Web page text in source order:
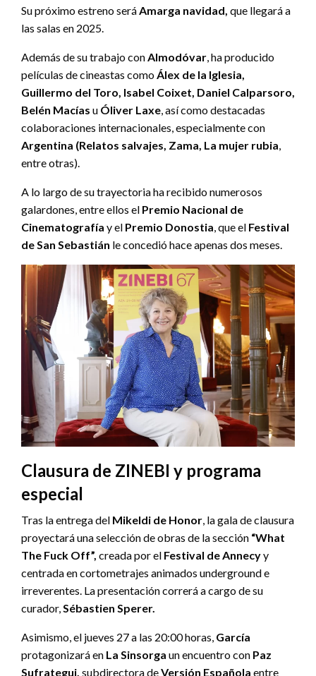
Su próximo estreno será Amarga navidad, que llegará a
las salas en 2025.
Además de su trabajo con Almodóvar , ha producido
películas de cineastas como Álex de la Iglesia,
Guillermo del Toro, Isabel Coixet, Daniel Calparsoro,
Belén Macías u Óliver Laxe , así como destacadas
colaboraciones internacionales, especialmente con
Argentina (Relatos salvajes, Zama, La mujer rubia
entre otras).
A lo largo de su trayectoria ha recibido numerosos
galardones, entre ellos el Premio Nacional de
Cinematografía y el Premio Donostia , que el Festival
de San Sebastián le concedió hace apenas dos meses.
Clausura de ZINEBI y programa
especial
Tras la entrega del Mikeldi de Honor , la gala de clausura
proyectará una selección de obras de la sección “What
The Fuck Off”, creada por el Festival de Annecyy
centrada en cortometrajes animados underground e
irreverentes. La presentación correrá a cargo de su
curador, Sébastien Sperer.
Asimismo, el jueves 27 a las 20:00 horas, García
protagonizará en La Sinsorga un encuentro con Paz
Sufrategui, subdirectora deVersión Española entre